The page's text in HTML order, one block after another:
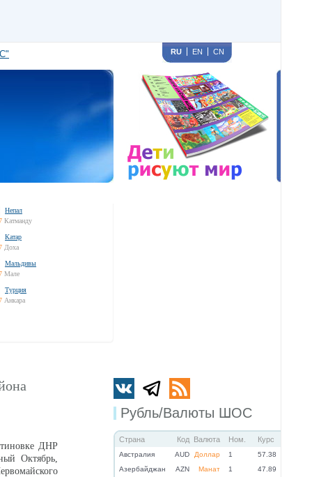
RU EN CN
Непал
Катманду
Катар
Доха
Мальдивы
Мале
Турция
Анкара
Рубль/Валюты ШОС
Страна Код Валюта Ном. Курс
Австралия AUD Доллар 1
57.38
Азербайджан
AZN Манат 1
47.89
ДНР
Октябрь,